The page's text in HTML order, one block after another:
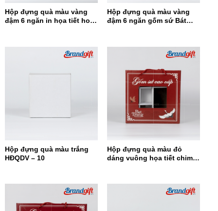
Hộp đựng quà màu vàng
đậm 6 ngăn in họa tiết hoa
Hộp đựng quà màu vàng
đậm 6 ngăn gốm sứ Bát
Hộp đựng quà màu trắng
HĐQDV – 10
Hộp đựng quà màu đỏ
dáng vuông họa tiết chim